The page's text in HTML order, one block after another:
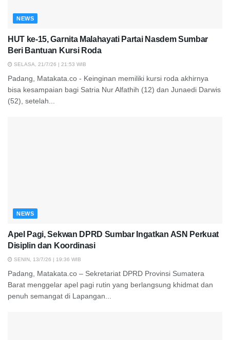
NEWS
HUT ke-15, Garnita Malahayati Partai Nasdem Sumbar
Beri Bantuan Kursi Roda
SELASA, 21/7/26 | 21:53 WIB
Padang, Matakata.co - Keinginan memiliki kursi roda akhirnya
bisa kesampaian bagi Satria Nur Alfathih (12) dan Junaedi Darwis
(52), setelah...
NEWS
Apel Pagi, Sekwan DPRD Sumbar Ingatkan ASN Perkuat
Disiplin dan Koordinasi
SENIN, 13/7/26 | 19:36 WIB
Padang, Matakata.co – Sekretariat DPRD Provinsi Sumatera
Barat menggelar apel pagi rutin yang berlangsung khidmat dan
penuh semangat di Lapangan...